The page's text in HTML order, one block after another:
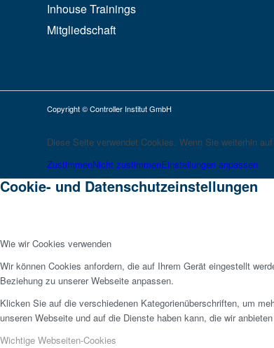
Inhouse Trainings
Mitgliedschaft
Copyright © Controller Institut GmbH
Diese Seite verwendet Cookies. Wenn Sie weiterhin
ZustimmenNicht zustimmenEinstellungen anpassen
Cookie- und Datenschutzeinstellungen
Wie wir Cookies verwenden
Wir können Cookies anfordern, die auf Ihrem Gerät eingestellt
Beziehung zu unserer Webseite anpassen.
Klicken Sie auf die verschiedenen Kategorienüberschriften, um
unseren Webseite und auf die Dienste haben kann, die wir
Wichtige Webseiten-Cookies